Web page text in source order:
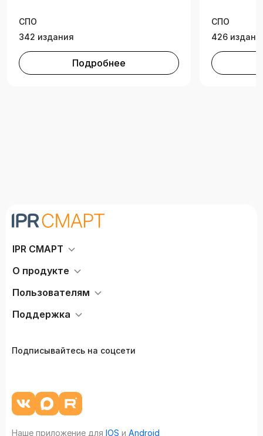
СПО
342 издания
Подробнее
СПО
426
IPR СМАРТ
О продукте
Пользователям
Поддержка
Подписывайтесь на соцсети
Наше приложение для IOS и Android